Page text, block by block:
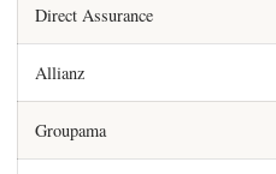
Direct Assurance
Allianz
Groupama